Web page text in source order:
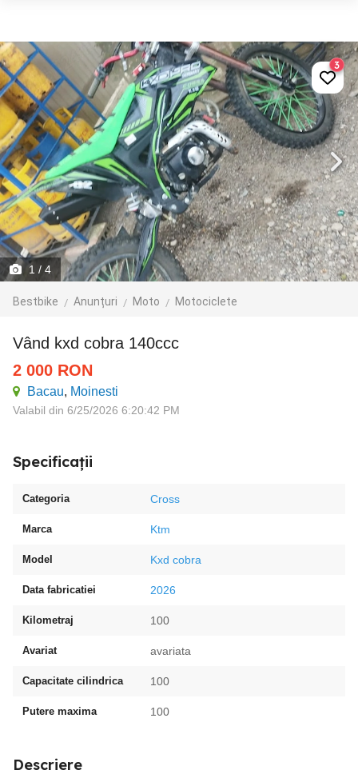
1 / 4
Bestbike Anunțuri Moto Motociclete
3
vând kxd cobra 140ccc
2 000 RON
Bacau, Moinesti
Valabil din 6/25/2026 6:20:42 PM
Specificații
Categoria Cross
Marca Ktm
Model Kxd cobra
Data fabricatiei 2026
Kilometraj 100
Avariat avariata
Capacitate cilindrica 100
Putere maxima 100
Descriere